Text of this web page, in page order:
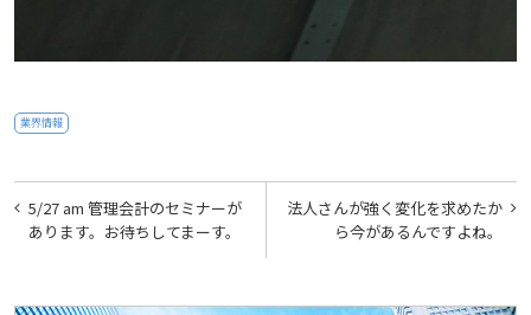
業界情報
投
稿
法人さんが強く変化を求めたか
ら今があるんですよね。
5/27 am 管理会計のセミナーが
あります。お待ちしてまーす。